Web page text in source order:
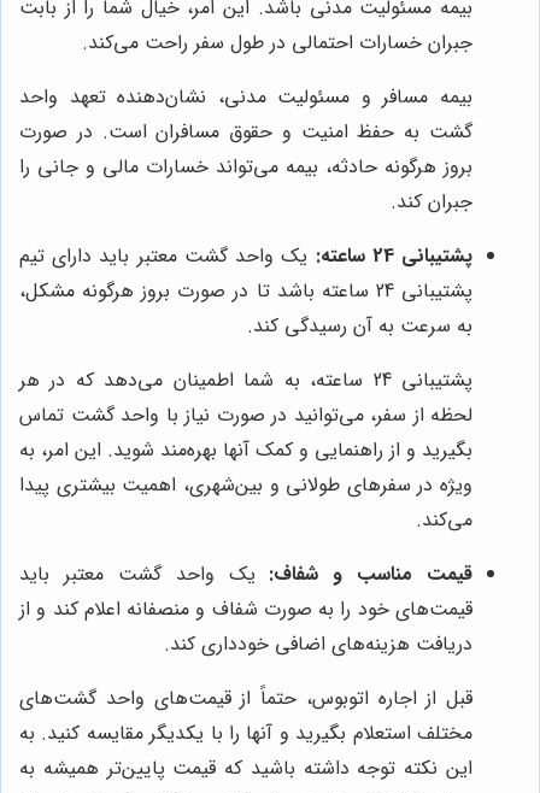
بیمه مسئولیت مدنی باشد. این امر، خیال شما را از بابت
جبران خسارات احتمالی در طول سفر راحت می‌کند.
بیمه مسافر و مسئولیت مدنی، نشان‌دهنده تعهد واحد
گشت به حفظ امنیت و حقوق مسافران است. در صورت
بروز هرگونه حادثه، بیمه می‌تواند خسارات مالی و جانی را
جبران کند.
پشتیبانی 24 ساعته:
یک واحد گشت معتبر باید دارای تیم
پشتیبانی 24 ساعته باشد تا در صورت بروز هرگونه مشکل،
به سرعت به آن رسیدگی کند.
پشتیبانی 24 ساعته، به شما اطمینان می‌دهد که در هر
لحظه از سفر، می‌توانید در صورت نیاز با واحد گشت تماس
بگیرید و از راهنمایی و کمک آنها بهره‌مند شوید. این امر، به
ویژه در سفرهای طولانی و بین‌شهری، اهمیت بیشتری پیدا
می‌کند.
قیمت مناسب و شفاف: یک واحد گشت معتبر باید
قیمت‌های خود را به صورت شفاف و منصفانه اعلام کند و از
دریافت هزینه‌های اضافی خودداری کند.
قبل از اجاره اتوبوس، حتماً از قیمت‌های واحد گشت‌های
مختلف استعلام بگیرید و آنها را با یکدیگر مقایسه کنید. به
این نکته توجه داشته باشید که قیمت پایین‌تر همیشه به